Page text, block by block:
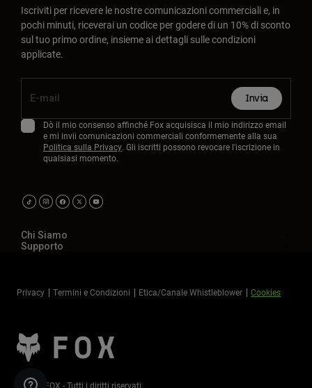
Iscriviti per ricevere le nostre comunicazioni commerciali e, in
pochi minuti, riceverai un codice per godere di un 10% di sconto
sul tuo primo ordine, insieme ai dettagli sulle condizioni
applicate.
Invia
Dò il mio consenso affinché Fox acquisisca il mio indirizzo email
e mi invii comunicazioni commerciali conformemente alla sua
Politica sulla Privacy. Gli iscritti possono revocare l'iscrizione in
qualsiasi momento.
Chi Siamo
Supporto
Privacy Termini e Condizioni Etica/Canale Whistleblower Cookies
©2026 FOX - Tutti i diritti riservati